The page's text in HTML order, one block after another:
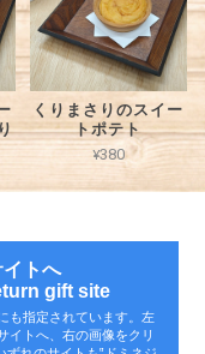
くりまさりのスイー
トポテト
¥380
トへ
gift site
も指定されています。左
イトへ、右の画像をクリ